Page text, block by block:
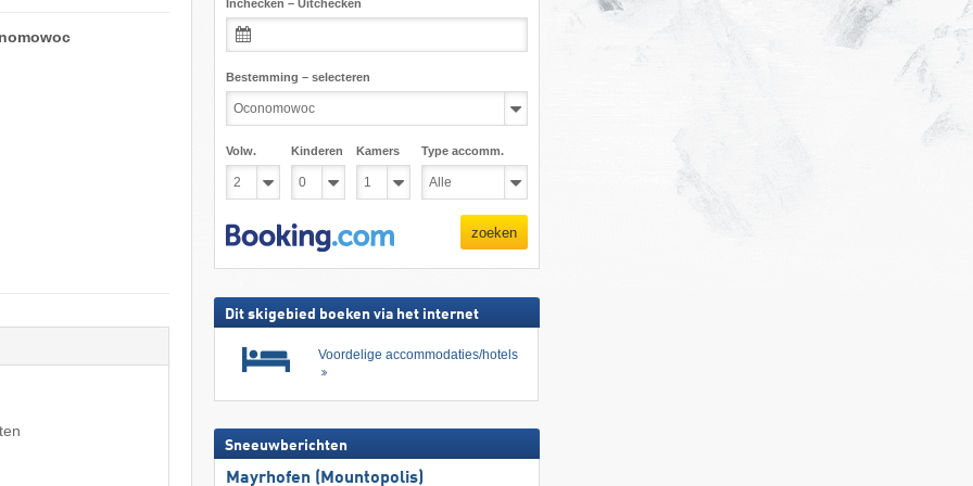
Inchecken – Uitchecken
Bestemming – selecteren
Volw. Kinderen Kamers Type accomm.
zoeken
Dit skigebied boeken via het internet
Voordelige accommodaties/hotels
Sneeuwberichten
Mayrhofen (Mountopolis)